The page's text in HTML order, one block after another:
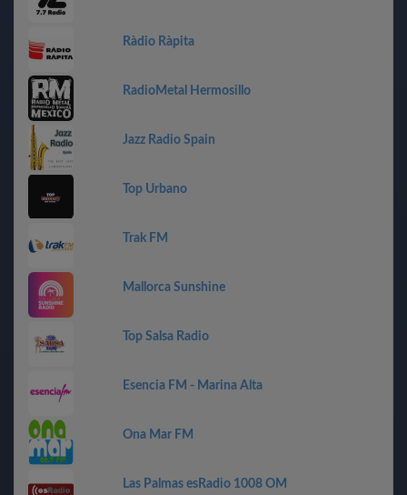
Ràdio Ràpita
RadioMetal Hermosillo
Jazz Radio Spain
Top Urbano
Trak FM
Mallorca Sunshine
Top Salsa Radio
Esencia FM - Marina Alta
Ona Mar FM
Las Palmas esRadio 1008 OM